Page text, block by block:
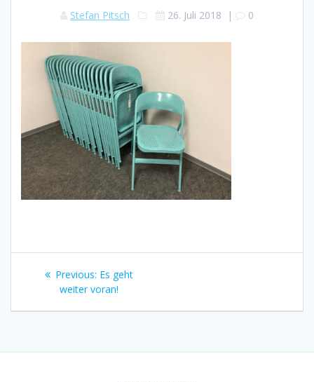
Stefan Pitsch 26. Juli 2018 | 0
Beitragsnavigation
Previous: Previous
post:
Es geht
weiter voran!